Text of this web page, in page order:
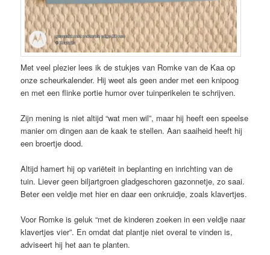
Met veel plezier lees ik de stukjes van Romke van de Kaa op
onze scheurkalender. Hij weet als geen ander met een knipoog
en met een flinke portie humor over tuinperikelen te schrijven.
Zijn mening is niet altijd “wat men wil”, maar hij heeft een speelse
manier om dingen aan de kaak te stellen. Aan saaiheid heeft hij
een broertje dood.
Altijd hamert hij op variëteit in beplanting en inrichting van de
tuin. Liever geen biljartgroen gladgeschoren gazonnetje, zo saai.
Beter een veldje met hier en daar een onkruidje, zoals klavertjes.
Voor Romke is geluk “met de kinderen zoeken in een veldje naar
klavertjes vier”. En omdat dat plantje niet overal te vinden is,
adviseert hij het aan te planten.